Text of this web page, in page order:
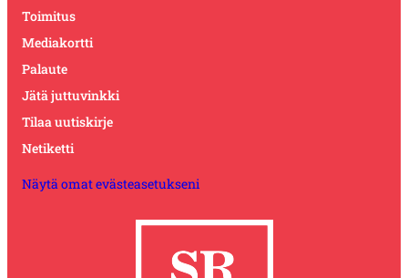
Toimitus
Mediakortti
Palaute
Jätä juttuvinkki
Tilaa uutiskirje
Netiketti
Näytä omat evästeasetukseni